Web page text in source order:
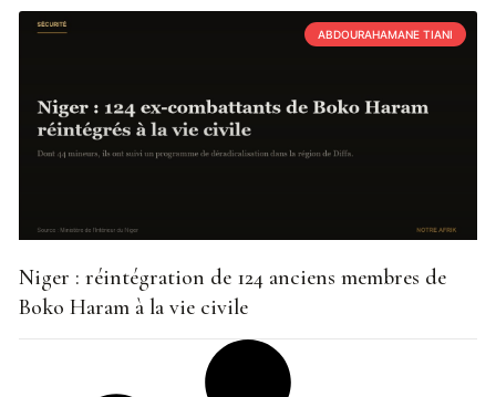
ABDOURAHAMANE TIANI
Niger : réintégration de 124 anciens membres de
Boko Haram à la vie civile